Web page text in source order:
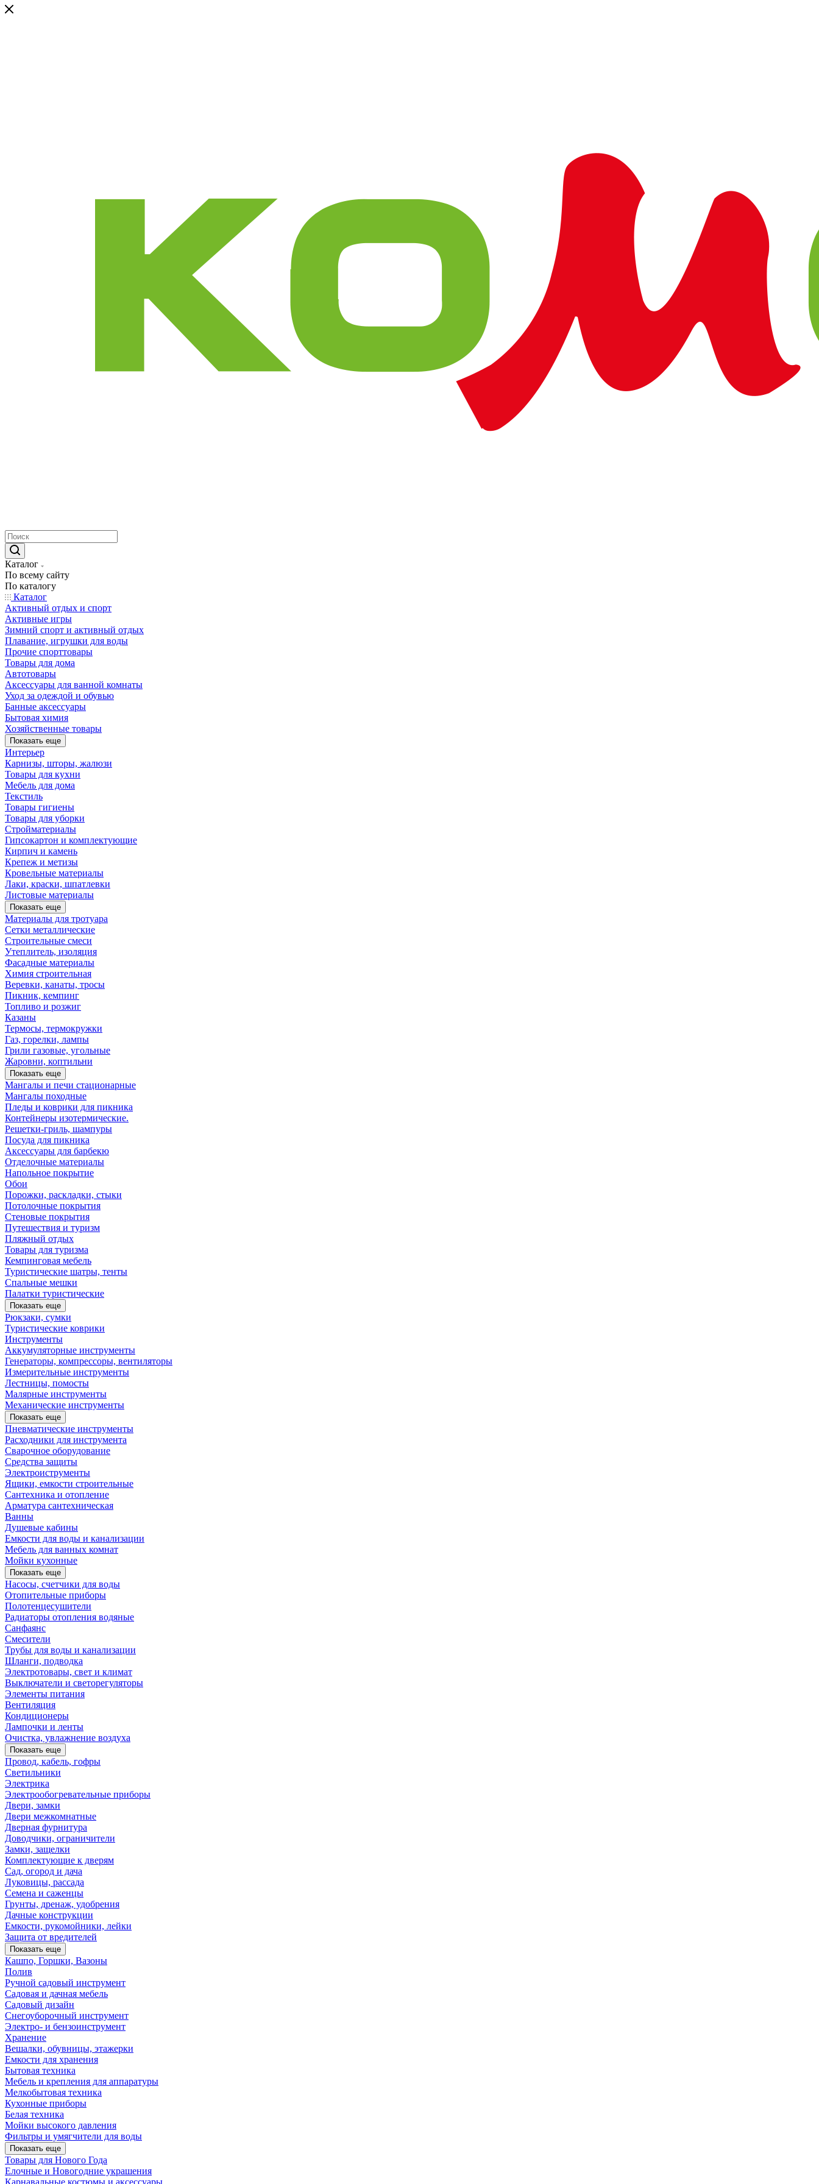
Каталог
По всему сайту
По каталогу
Каталог
Активный отдых и спорт
Активные игры
Зимний спорт и активный отдых
Плавание, игрушки для воды
Прочие спорттовары
Товары для дома
Автотовары
Аксессуары для ванной комнаты
Уход за одеждой и обувью
Банные аксессуары
Бытовая химия
Хозяйственные товары
Показать еще
Интерьер
Карнизы, шторы, жалюзи
Товары для кухни
Мебель для дома
Текстиль
Товары гигиены
Товары для уборки
Стройматериалы
Гипсокартон и комплектующие
Кирпич и камень
Крепеж и метизы
Кровельные материалы
Лаки, краски, шпатлевки
Листовые материалы
Показать еще
Материалы для тротуара
Сетки металлические
Строительные смеси
Утеплитель, изоляция
Фасадные материалы
Химия строительная
Веревки, канаты, тросы
Пикник, кемпинг
Топливо и розжиг
Казаны
Термосы, термокружки
Газ, горелки, лампы
Грили газовые, угольные
Жаровни, коптильни
Показать еще
Мангалы и печи стационарные
Мангалы походные
Пледы и коврики для пикника
Контейнеры изотермические.
Решетки-гриль, шампуры
Посуда для пикника
Аксессуары для барбекю
Отделочные материалы
Напольное покрытие
Обои
Порожки, раскладки, стыки
Потолочные покрытия
Стеновые покрытия
Путешествия и туризм
Пляжный отдых
Товары для туризма
Кемпинговая мебель
Туристические шатры, тенты
Спальные мешки
Палатки туристические
Показать еще
Рюкзаки, сумки
Туристические коврики
Инструменты
Аккумуляторные инструменты
Генераторы, компрессоры, вентиляторы
Измерительные инструменты
Лестницы, помосты
Малярные инструменты
Механические инструменты
Показать еще
Пневматические инструменты
Расходники для инструмента
Сварочное оборудование
Средства защиты
Электроиструменты
Ящики, емкости строительные
Сантехника и отопление
Арматура сантехническая
Ванны
Душевые кабины
Емкости для воды и канализации
Мебель для ванных комнат
Мойки кухонные
Показать еще
Насосы, счетчики для воды
Отопительные приборы
Полотенцесушители
Радиаторы отопления водяные
Санфаянс
Смесители
Трубы для воды и канализации
Шланги, подводка
Электротовары, свет и климат
Выключатели и светорегуляторы
Элементы питания
Вентиляция
Кондиционеры
Лампочки и ленты
Очистка, увлажнение воздуха
Показать еще
Провод, кабель, гофры
Светильники
Электрика
Электрообогревательные приборы
Двери, замки
Двери межкомнатные
Дверная фурнитура
Доводчики, ограничители
Замки, защелки
Комплектующие к дверям
Сад, огород и дача
Луковицы, рассада
Семена и саженцы
Грунты, дренаж, удобрения
Дачные конструкции
Емкости, рукомойники, лейки
Защита от вредителей
Показать еще
Кашпо, Горшки, Вазоны
Полив
Ручной садовый инструмент
Садовая и дачная мебель
Садовый дизайн
Снегоуборочный инструмент
Электро- и бензоинструмент
Хранение
Вешалки, обувницы, этажерки
Емкости для хранения
Бытовая техника
Мебель и крепления для аппаратуры
Мелкобытовая техника
Кухонные приборы
Белая техника
Мойки высокого давления
Фильтры и умягчители для воды
Показать еще
Товары для Нового Года
Елочные и Новогодние украшения
Карнавальные костюмы и аксессуары